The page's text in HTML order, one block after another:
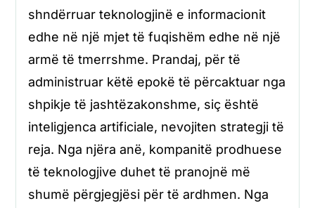
shndërruar teknologjinë e informacionit
edhe në një mjet të fuqishëm edhe në një
armë të tmerrshme. Prandaj, për të
administruar këtë epokë të përcaktuar nga
shpikje të jashtëzakonshme, siç është
inteligjenca artificiale, nevojiten strategji të
reja. Nga njëra anë, kompanitë prodhuese
të teknologjive duhet të pranojnë më
shumë përgjegjësi për të ardhmen. Nga